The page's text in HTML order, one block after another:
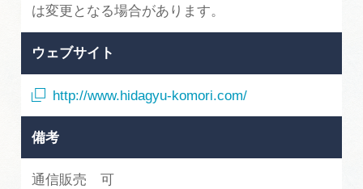
は変更となる場合があります。
ウェブサイト
http://www.hidagyu-komori.com/
備考
通信販売 可